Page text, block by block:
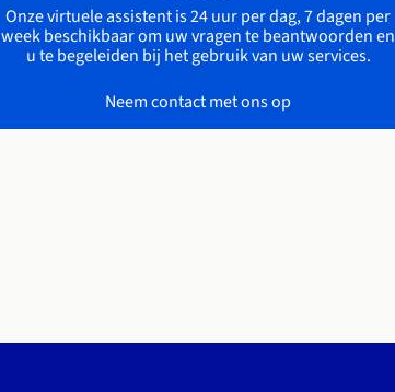
Onze virtuele assistent is 24 uur per dag, 7 dagen per
week beschikbaar om uw vragen te beantwoorden en
u te begeleiden bij het gebruik van uw services.
Neem contact met ons op